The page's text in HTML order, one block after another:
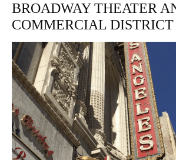
BROADWAY THEATER
COMMERCIAL DISTRICT